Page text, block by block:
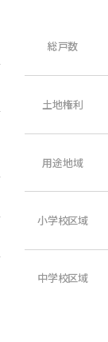
総戸数
土地権利
用途地域
小学校区域
中学校区域